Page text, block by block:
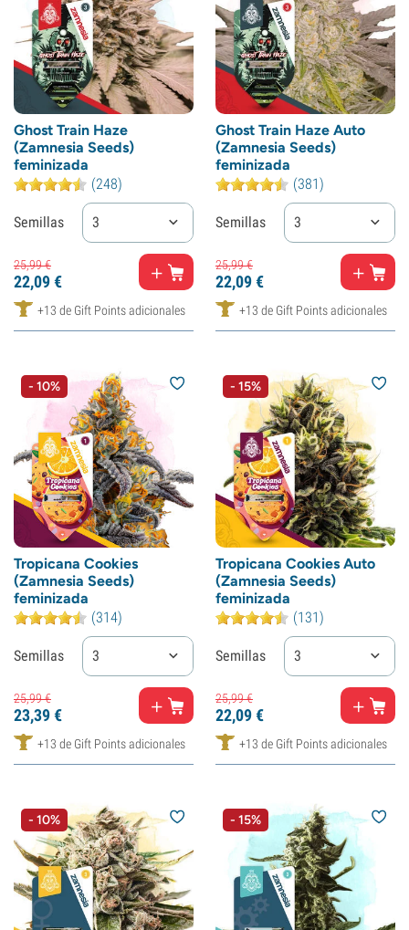
Ghost Train Haze
(Zamnesia Seeds)
feminizada
(248)
Semillas 3
25,99€
22,09€
+13 de Gift Points adicionales
Ghost Train Haze Auto
(Zamnesia Seeds)
feminizada
(381)
Semillas 3
25,99€
22,09€
+13 de Gift Points adicionales
- 10%
Tropicana Cookies
(Zamnesia Seeds)
feminizada
(314)
Semillas 3
25,99€
23,39€
+13 de Gift Points adicionales
- 15%
Tropicana Cookies Auto
(Zamnesia Seeds)
feminizada
(131)
Semillas 3
25,99€
22,09€
+13 de Gift Points adicionales
- 10% - 15%